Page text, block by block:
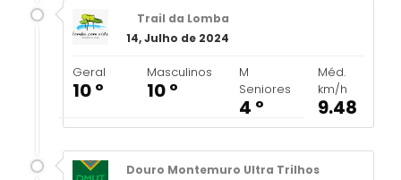
Trail da Lomba
14, Julho de 2024
Geral
10 º
Masculinos
10 º
M
Seniores
4 º
Méd.
km/h
9.48
Douro Montemuro Ultra Trilhos